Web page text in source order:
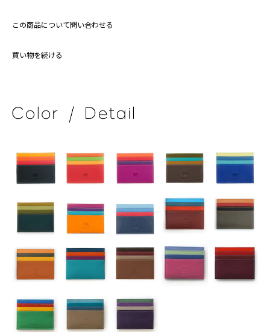
この商品について問い合わせる
買い物を続ける